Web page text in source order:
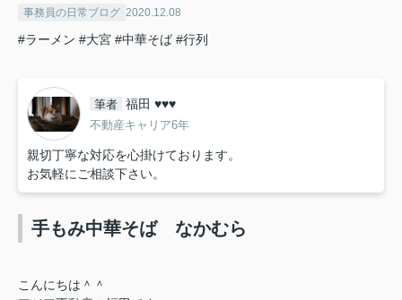
事務員の日常ブログ 2020.12.08
#ラーメン #大宮 #中華そば #行列
筆者 福田 ♥♥♥
不動産キャリア6年
親切丁寧な対応を心掛けております。
お気軽にご相談下さい。
手もみ中華そば なかむら
こんにちは＾＾